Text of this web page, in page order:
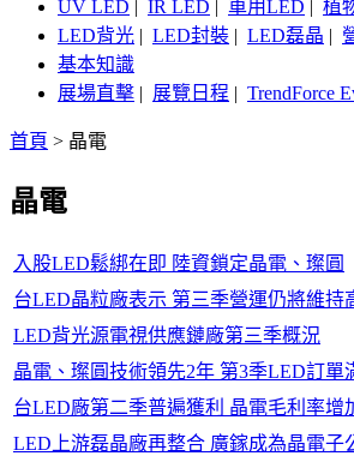
UV LED | IR LED | 車用LED | 植
LED背光 | LED封裝 | LED磊晶 |
基本知識
展場直擊 | 展覽日程 | TrendForce
首頁 > 晶電
晶電
入股LED鬆綁在即 陸資鎖定晶電、璨圓
台LED晶粒廠表示 第三季營運仍將維持
LED背光源電視供應鏈廠第三季概況
晶電、璨圓技術領先2年 第3季LED訂單
台LED廠第二季普遍獲利 晶電毛利率增
LED上游磊晶廠再整合 廣鎵成為晶電子